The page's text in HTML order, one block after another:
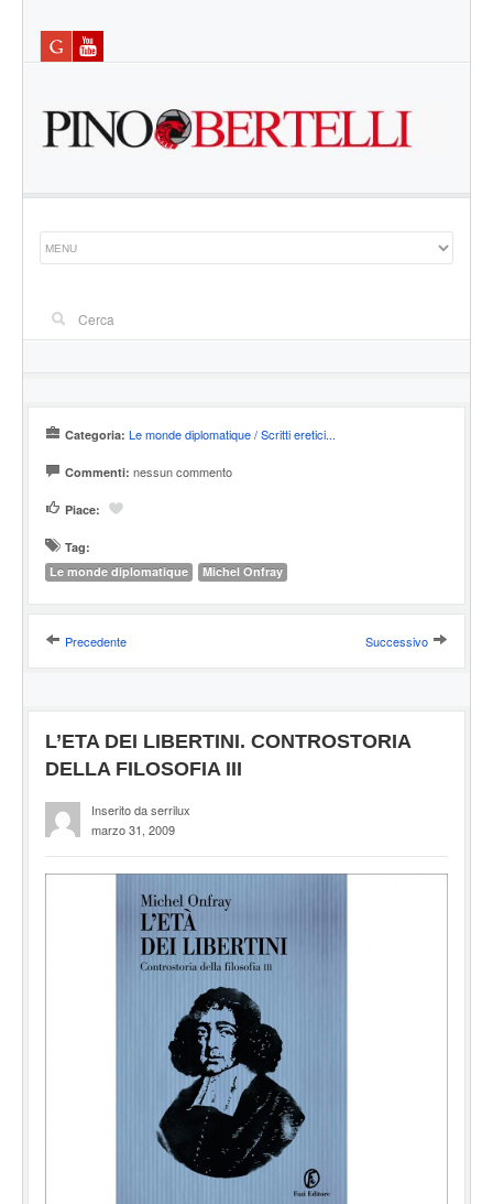
Categoria: Le monde diplomatique / Scritti eretici...
Commenti: nessun commento
Piace:
Tag:
Le monde diplomatique
Michel Onfray
Precedente Successivo
L’ETA DEI LIBERTINI. CONTROSTORIA
DELLA FILOSOFIA III
Inserito da serrilux
marzo 31, 2009